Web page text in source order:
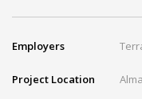
Employers
Project Location